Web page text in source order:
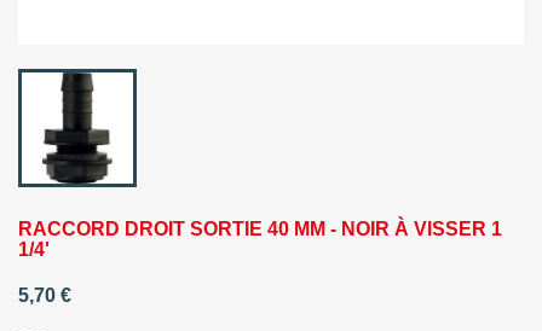
RACCORD DROIT SORTIE 40 MM - NOIR À VISSER 1
1/4'
5,70 €